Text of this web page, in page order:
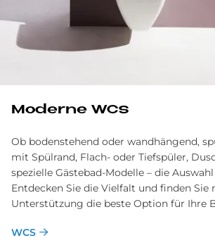
Mo­der­ne WCs
Ob bodenstehend oder wandhängend,
mit Spülrand, Flach- oder Tiefspüler,
spezielle Gästebad-Modelle – die
Entdecken Sie die Vielfalt und finden Sie
Unterstützung die beste Option für Ihre
WCS